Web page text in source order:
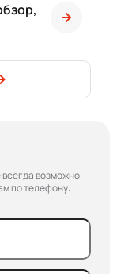
возможно.
по телефону: